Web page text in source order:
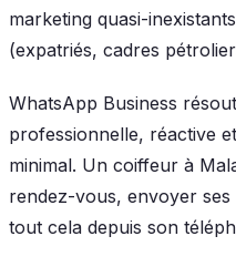
marketing quasi-
(expatriés, cadres
WhatsApp Business
professionnelle, réactive
minimal. Un coiffeur à
rendez-vous, envoyer
tout cela depuis son